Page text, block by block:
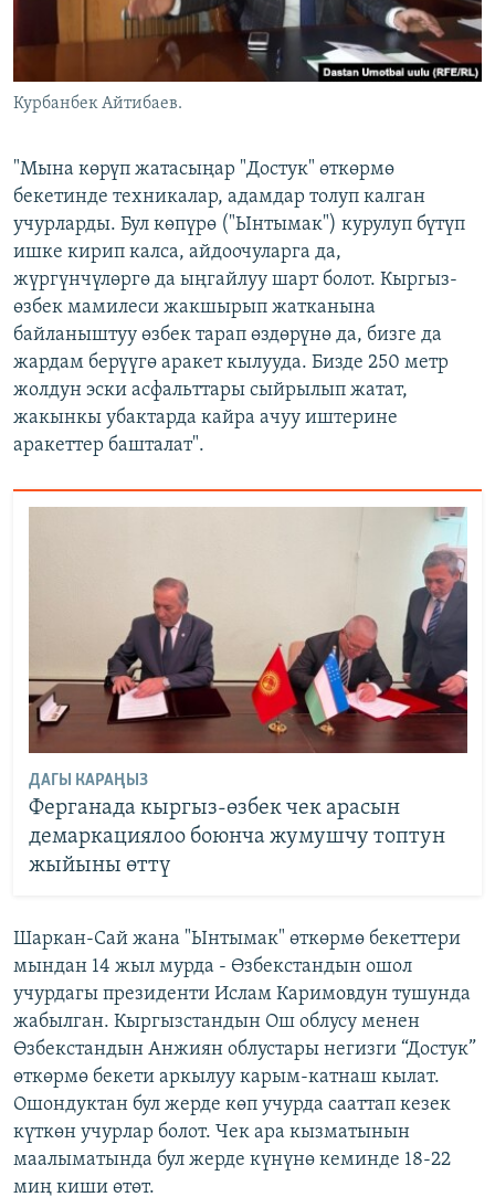
Курбанбек Айтибаев.
"Мына көрүп жатасыңар "Достук" өткөрмө
бекетинде техникалар, адамдар толуп калган
учурларды. Бул көпүрө ("Ынтымак") курулуп бүтүп
ишке кирип калса, айдоочуларга да,
жүргүнчүлөргө да ыңгайлуу шарт болот. Кыргыз-
өзбек мамилеси жакшырып жатканына
байланыштуу өзбек тарап өздөрүнө да, бизге да
жардам берүүгө аракет кылууда. Бизде 250 метр
жолдун эски асфальттары сыйрылып жатат,
жакынкы убактарда кайра ачуу иштерине
аракеттер башталат".
ДАГЫ КАРАҢЫЗ
Ферганада кыргыз-өзбек чек арасын
демаркациялоо боюнча жумушчу топтун
жыйыны өттү
Шаркан-Сай жана "Ынтымак" өткөрмө бекеттери
мындан 14 жыл мурда - Өзбекстандын ошол
учурдагы президенти Ислам Каримовдун тушунда
жабылган. Кыргызстандын Ош облусу менен
Өзбекстандын Анжиян облустары негизги “Достук”
өткөрмө бекети аркылуу карым-катнаш кылат.
Ошондуктан бул жерде көп учурда сааттап кезек
күткөн учурлар болот. Чек ара кызматынын
маалыматында бул жерде күнүнө кеминде 18-22
миң киши өтөт.